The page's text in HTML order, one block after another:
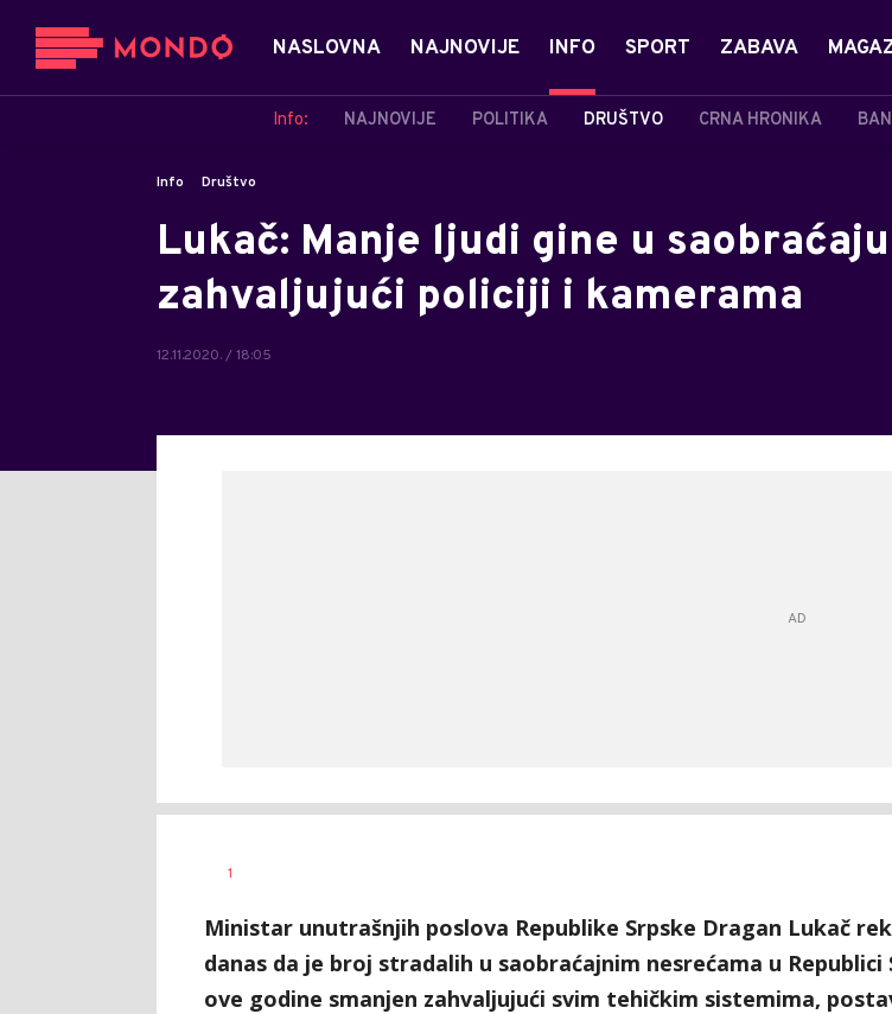
NASLOVNA NAJNOVIJE INFO
Info: NAJNOVIJE POLITIKA DRUŠTVO CRNA HRONIKA
SPORT ZABAVA
Info Društvo
Lukač: Manje ljudi gine u saobraćaju
zahvaljujući policiji i kamerama
12.11.2020. / 18:05
AUTOR
1
Ministar unutrašnjih poslova Republike Srpske Dragan Lukač
danas da je broj stradalih u saobraćajnim nesrećama u Republici
ove godine smanjen zahvaljujući svim tehičkim sistemima,